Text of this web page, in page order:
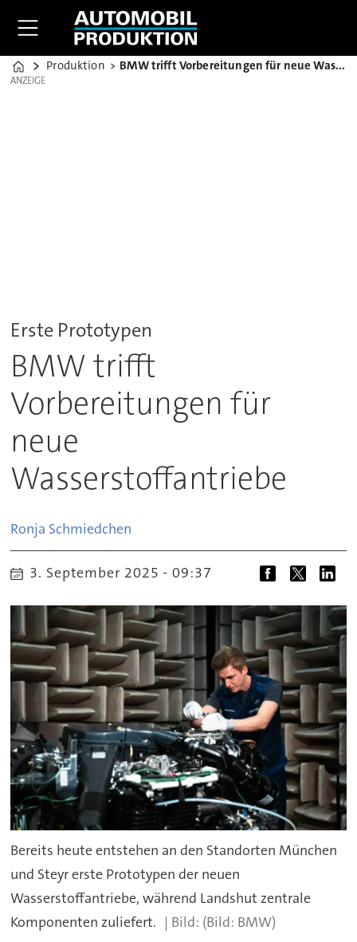
Home
Produktion BMW trifft Vorbereitungen für neue Wasserstoffantriebe
ANZEIGE
ANZEIGE
Erste Prototypen
BMW trifft
Vorbereitungen für
neue
Wasserstoffantriebe
Ronja Schmiedchen
3. September 2025 - 09:37
Bereits heute entstehen an den Standorten München
und Steyr erste Prototypen der neuen
Wasserstoffantriebe, während Landshut zentrale
Komponenten zuliefert.
(Bild: BMW)